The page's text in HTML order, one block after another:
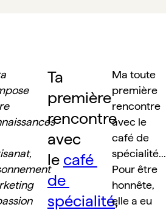
Ta
première
rencontre
avec
le café
de
spécialité,
Ma toute
première
rencontre
avec le
café de
spécialité...
Pour être
honnête,
elle a eu